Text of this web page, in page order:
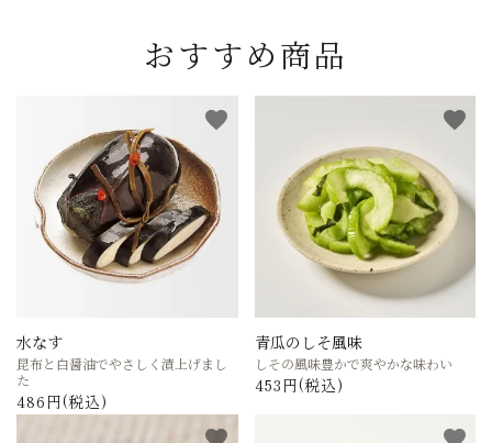
おすすめ商品
水なす
昆布と白醤油でやさしく漬上げまし
た
486円(税込)
favorite
青瓜のしそ風味
しその風味豊かで爽やかな味わい
453円(税込)
favorite